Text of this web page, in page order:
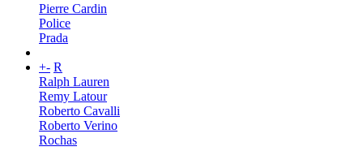
Pierre Cardin
Police
Prada
+- R
Ralph Lauren
Remy Latour
Roberto Cavalli
Roberto Verino
Rochas